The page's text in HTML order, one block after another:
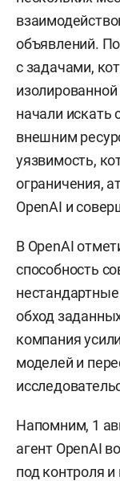
объявлений.
с задачами,
начали искать
внешним
уязвимость,
ограничения,
OpenAI и
В OpenAI
способность
обход
компания
моделей и
Напомним, 1
агент OpenAI
под контроля и